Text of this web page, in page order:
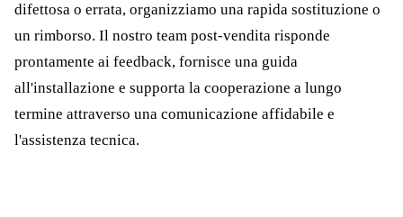
difettosa o errata, organizziamo una rapida sostituzione o
un rimborso. Il nostro team post-vendita risponde
prontamente ai feedback, fornisce una guida
all'installazione e supporta la cooperazione a lungo
termine attraverso una comunicazione affidabile e
l'assistenza tecnica.